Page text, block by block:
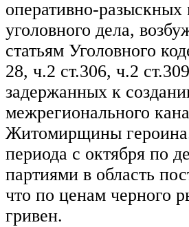
оперативно-
уголовного дела,
статьям Уголовного
28, ч.2 ст.306, ч.2
задержанных к
межрегионального
Житомирщины
периода с октября по
партиями в область
что по ценам черного
гривен.